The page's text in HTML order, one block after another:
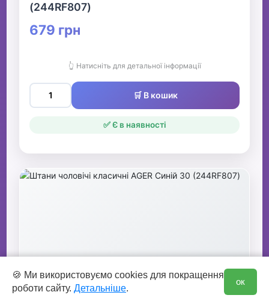
(244RF807)
679 грн
👆 Натисніть для детальної інформації
🛒 В кошик
✅ Є в наявності
Штани чоловічі класичні AGER Синій 30
🍪 Ми використовуємо cookies для покращення
роботи сайту. Детальніше.
ок
0